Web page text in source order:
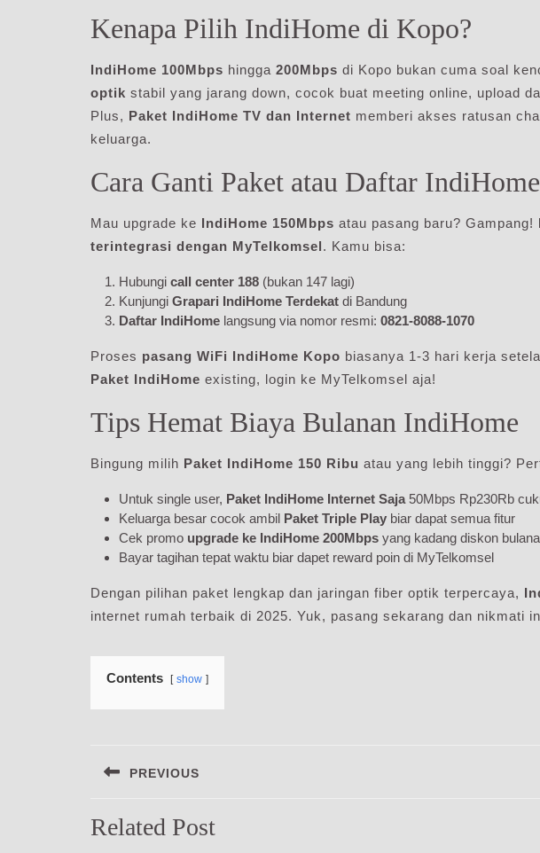
Kenapa Pilih IndiHome di Kopo?
IndiHome 100Mbps hingga 200Mbps di Kopo bukan cuma soal
optik stabil yang jarang down, cocok buat meeting online, upload
Plus, Paket IndiHome TV dan Internet memberi akses ratusan
keluarga.
Cara Ganti Paket atau Daftar
Mau upgrade ke IndiHome 150Mbps atau pasang baru? Gampang!
terintegrasi dengan MyTelkomsel. Kamu bisa:
Hubungi call center 188 (bukan 147 lagi)
Kunjungi Grapari IndiHome Terdekat di Bandung
Daftar IndiHome langsung via nomor resmi: 0821-8088-1070
Proses pasang WiFi IndiHome Kopo biasanya 1-3 hari kerja
Paket IndiHome existing, login ke MyTelkomsel aja!
Tips Hemat Biaya Bulanan IndiHome
Bingung milih Paket IndiHome 150 Ribu atau yang lebih tinggi?
Untuk single user, Paket IndiHome Internet Saja 50Mbps Rp230Rb
Keluarga besar cocok ambil Paket Triple Play biar dapat semua fitur
Cek promo upgrade ke IndiHome 200Mbps yang kadang diskon
Bayar tagihan tepat waktu biar dapet reward poin di MyTelkomsel
Dengan pilihan paket lengkap dan jaringan fiber optik terpercaya,
internet rumah terbaik di 2025. Yuk, pasang sekarang dan nikmati
Contents show
pos
PREVIOUS
post:
Related Post